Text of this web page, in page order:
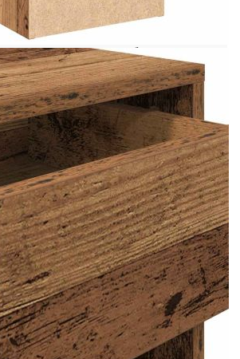
на гладката си
се почиства лесно с влажна
по-малко поддръжка.
предотвратите преобръщане,
да се използва с
устройство за закрепване на
дърво
Инженерно дърво
35 x 34 x 66,5 см (Ш x Д x
чекмеджето: 32 x 28,5 x 12 см
1
на теглото: 60 кг
на теглото на едно чекмедже: 5
е монтаж